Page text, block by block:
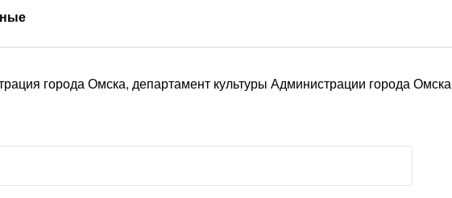
города Омска, департамент культуры Администрации города Омска